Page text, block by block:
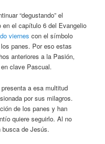
“degustando” el
el capítulo 6 del Evangelio
viernes con el símbolo
panes. Por eso estas
anteriores a la Pasión,
clave Pascual.
a esa multitud
por sus milagros.
de los panes y han
quiere seguirlo. Al no
busca de Jesús.